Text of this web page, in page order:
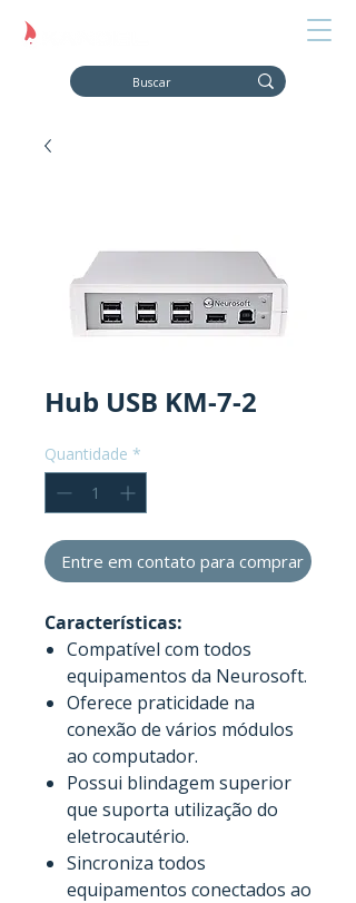
Hub USB KM-7-2
Quantidade *
Entre em contato para comprar
Características:
Compatível com todos
equipamentos da Neurosoft.
Oferece praticidade na
conexão de vários módulos
ao computador.
Possui blindagem superior
que suporta utilização do
eletrocautério.
Sincroniza todos
equipamentos conectados ao